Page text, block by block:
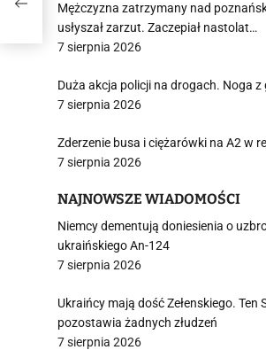
Mężczyzna zatrzymany nad
usłyszał zarzut. Zaczepiał nastolat…
7 sierpnia 2026
Duża akcja policji na drogach. Noga z
7 sierpnia 2026
Zderzenie busa i ciężarówki na A2 w
7 sierpnia 2026
NAJNOWSZE WIADOMOŚCI
Niemcy dementują doniesienia o
ukraińskiego An-124
7 sierpnia 2026
Ukraińcy mają dość Zełenskiego. Ten
pozostawia żadnych złudzeń
7 sierpnia 2026